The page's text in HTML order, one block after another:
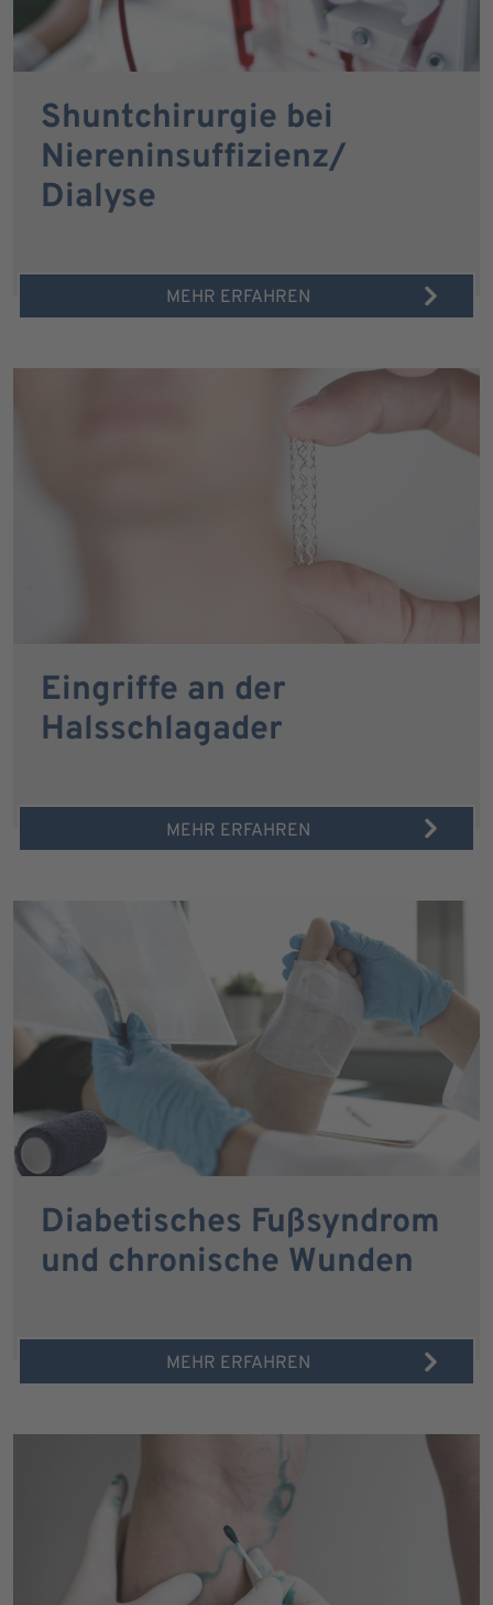
Shuntchirurgie bei
Niereninsuffizienz/
Dialyse
MEHR ERFAHREN
Eingriffe an der
Halsschlagader
MEHR ERFAHREN
Diabetisches Fußsyndrom
und chronische Wunden
MEHR ERFAHREN